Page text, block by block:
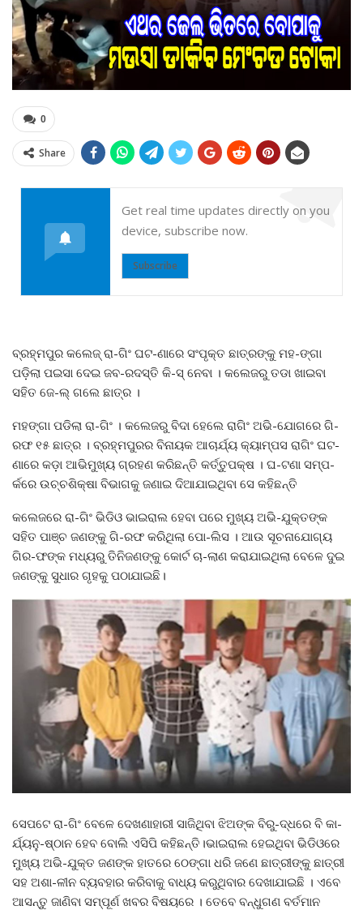
0
Share
Get real time updates directly on you
device, subscribe now.
Subscribe
ବ୍ରହ୍ମପୁର କଲେଜ୍ ରା-ଗିଂ ଘଟ-ଣାରେ ସଂପୃକ୍ତ ଛାତ୍ରଙ୍କୁ ମହ-ଙ୍ଗା
ପଡ଼ିଲା ପଇସା ଦେଇ ଜବ-ରଦସ୍ତି କି-ସ୍ ନେବା । କଲେଜରୁ ତଡା ଖାଇବା
ସହିତ ଜେ-ଲ୍ ଗଲେ ଛାତ୍ର ।
ମହଙ୍ଗା ପଡିଲା ରା-ଗିଂ । କଲେଜରୁ ବିଦା ହେଲେ ରାଗିଂ ଅଭି-ଯୋଗରେ ଗି-
ରଫ ୧୫ ଛାତ୍ର । ବ୍ରହ୍ମପୁରର ବିନାୟକ ଆଚାର୍ଯ୍ୟ କ୍ୟାମ୍ପସ ରାଗିଂ ଘଟ-
ଣାରେ କଡ଼ା ଆଭିମୁଖ୍ୟ ଗ୍ରହଣ କରିଛନ୍ତି କର୍ତ୍ତୁପକ୍ଷ । ଘ-ଟଣା ସମ୍ପ-
ର୍କରେ ଉଚ୍ଚଶିକ୍ଷା ବିଭାଗକୁ ଜଣାଇ ଦିଆଯାଇଥିବା ସେ କହିଛନ୍ତି
କଲେଜରେ ରା-ଗିଂ ଭିଡିଓ ଭାଇରାଲ ହେବା ପରେ ମୁଖ୍ୟ ଅଭି-ଯୁକ୍ତଙ୍କ
ସହିତ ପାଞ୍ଚ ଜଣଙ୍କୁ ଗି-ରଫ କରିଥିଲା ପୋ-ଲିସ । ଆଉ ସୂଚନାଯୋଗ୍ୟ
ଗିର-ଫଙ୍କ ମଧ୍ୟରୁ ତିନିଜଣଙ୍କୁ କୋର୍ଟ ଚା-ଲାଣ କରାଯାଇଥିଲା ବେଳେ ଦୁଇ
ଜଣଙ୍କୁ ସୁଧାର ଗୃହକୁ ପଠାଯାଇଛି।
ସେପଟେ ରା-ଗିଂ ବେଳେ ଦେଖଣାହାରୀ ସାଜିଥିବା ଝିଅଙ୍କ ବିରୁ-ଦ୍ଧରେ ବି କା-
ର୍ଯ୍ୟନୁ-ଷ୍ଠାନ ହେବ ବୋଲି ଏସିପି କହିଛନ୍ତି।ଭାଇରାଲ ହେଇଥିବା ଭିଡିଓରେ
ମୁଖ୍ୟ ଅଭି-ଯୁକ୍ତ ଜଣଙ୍କ ହାତରେ ଠେଙ୍ଗା ଧରି ଜଣେ ଛାତ୍ରୀଙ୍କୁ ଛାତ୍ରୀ
ସହ ଅଶା-ଳୀନ ବ୍ୟବହାର କରିବାକୁ ବାଧ୍ୟ କରୁଥିବାର ଦେଖାଯାଇଛି । ଏବେ
ଆସନ୍ତୁ ଜାଣିବା ସମ୍ପୂର୍ଣ ଖବର ବିଷୟରେ । ତେବେ ବନ୍ଧୁଗଣ ବର୍ତମାନ